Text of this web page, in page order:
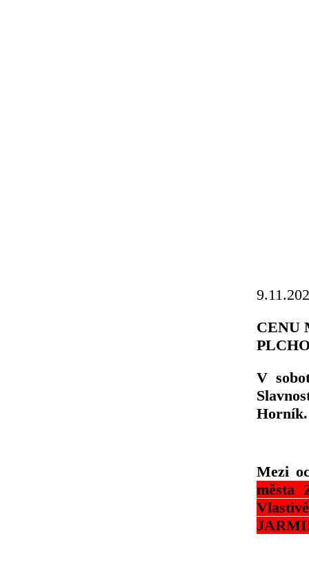
CENU
V
Horník.
Mezi
města